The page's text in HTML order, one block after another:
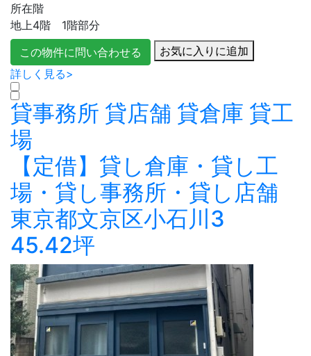
所在階
地上4階 1階部分
この物件に問い合わせる
お気に入りに追加
詳しく見る>
貸事務所 貸店舗 貸倉庫 貸工
場
【定借】貸し倉庫・貸し工
場・貸し事務所・貸し店舗
東京都文京区小石川3
45.42坪